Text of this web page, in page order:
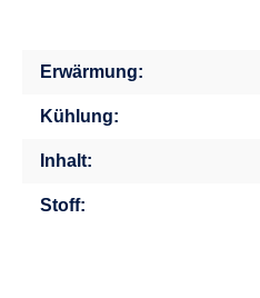
Erwärmung:
Kühlung:
Inhalt:
Stoff: